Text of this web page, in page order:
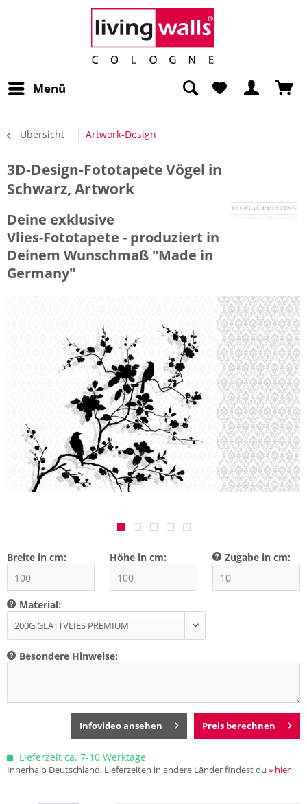
Menü
Übersicht Artwork-Design
3D-Design-Fototapete Vögel in
Schwarz, Artwork
Deine exklusive
Vlies-Fototapete - produziert in
Deinem Wunschmaß "Made in
Germany"
Breite in cm: Höhe in cm: Zugabe in cm:
Material:
Besondere Hinweise:
Preis berechnen
Infovideo ansehen
Lieferzeit ca. 7-10 Werktage
Innerhalb Deutschland. Lieferzeiten in andere Länder findest du » hier